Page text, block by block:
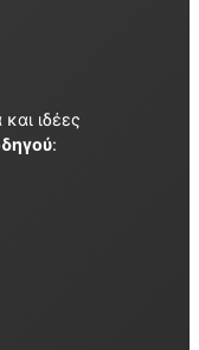
ιδέες
: